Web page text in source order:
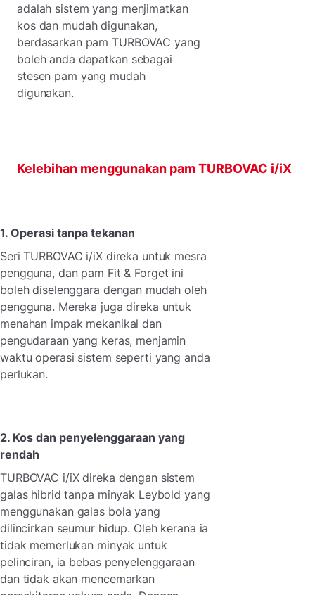
adalah sistem yang menjimatkan
kos dan mudah digunakan,
berdasarkan pam TURBOVAC yang
boleh anda dapatkan sebagai
stesen pam yang mudah
digunakan.
Kelebihan menggunakan pam TURBOVAC i/iX
1. Operasi tanpa tekanan
Seri TURBOVAC i/iX direka untuk mesra
pengguna, dan pam Fit & Forget ini
boleh diselenggara dengan mudah oleh
pengguna. Mereka juga direka untuk
menahan impak mekanikal dan
pengudaraan yang keras, menjamin
waktu operasi sistem seperti yang anda
perlukan.
2. Kos dan penyelenggaraan yang
rendah
TURBOVAC i/iX direka dengan sistem
galas hibrid tanpa minyak Leybold yang
menggunakan galas bola yang
dilincirkan seumur hidup. Oleh kerana ia
tidak memerlukan minyak untuk
pelinciran, ia bebas penyelenggaraan
dan tidak akan mencemarkan